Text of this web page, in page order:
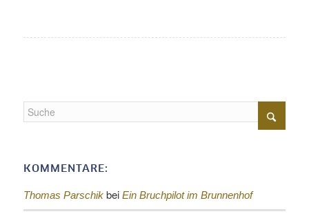
KOMMENTARE:
Thomas Parschikbei Ein Bruchpilot im Brunnenhof